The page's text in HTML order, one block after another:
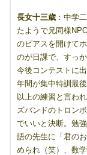
長女十三歳：中学
たようで兄同様
のピアスを開けて
のが日課で、すっ
今後コンテストに
年間が集中特訓最
以上の練習と言わ
ズバンドのトロン
でいいと決断。勉
語の先生に「君の
められ（笑）、数